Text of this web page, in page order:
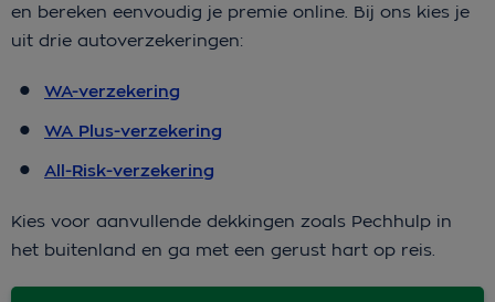
en bereken eenvoudig je premie online. Bij ons kies je
uit drie autoverzekeringen:
WA-verzekering
WA Plus-verzekering
All-Risk-verzekering
Kies voor aanvullende dekkingen zoals Pechhulp in
het buitenland en ga met een gerust hart op reis.